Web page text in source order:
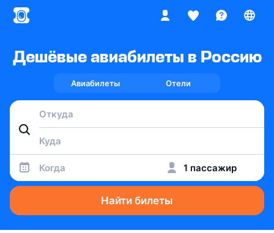
Дешёвые авиабилеты в Россию
Авиабилеты Отели
Когда 1 пассажир
Найти билеты